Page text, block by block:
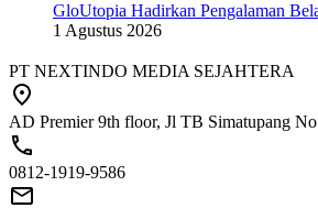
GloUtopia Hadirkan Pengalaman
1 Agustus 2026
PT NEXTINDO MEDIA SEJAHTERA
AD Premier 9th floor, Jl TB Simatupang
0812-1919-9586